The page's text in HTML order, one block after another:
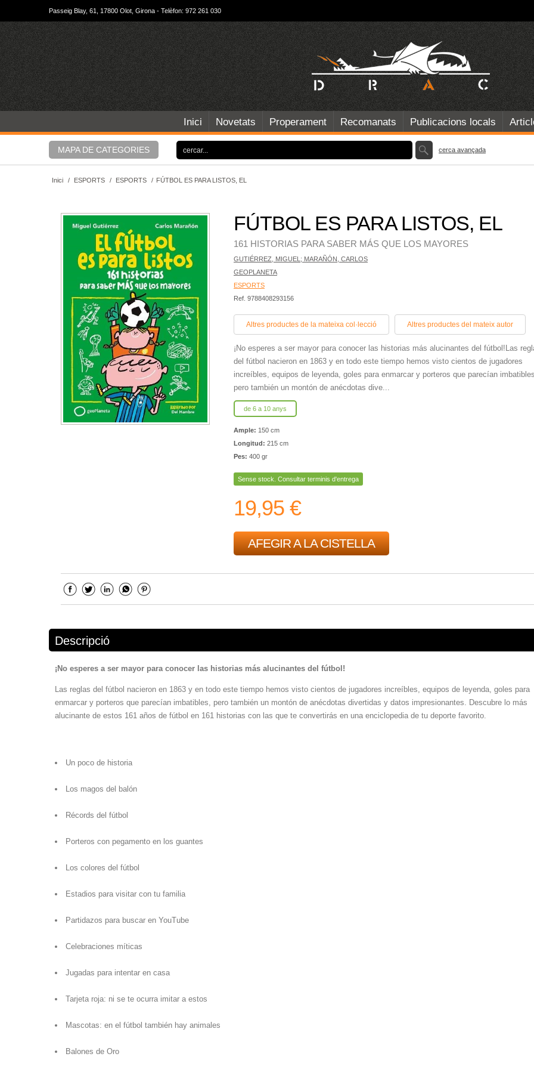
Passeig Blay, 61, 17800 Olot, Girona - Telèfon: 972 261 030
Inici Novetats Properament Recomanats Publicacions locals
MAPA DE CATEGORIES cerca avançada
Inici / ESPORTS / ESPORTS / FÚTBOL ES PARA LISTOS, EL
FÚTBOL ES PARA LISTOS, EL
161 HISTORIAS PARA SABER MÁS QUE LOS MAYORES
GUTIÉRREZ, MIGUEL; MARAÑÓN, CARLOS
GEOPLANETA
ESPORTS
Ref. 9788408293156
Altres productes de la mateixa col·lecció Altres productes del mateix autor
¡No esperes a ser mayor para conocer las historias más alucinantes del fútbol!Las
del fútbol nacieron en 1863 y en todo este tiempo hemos visto cientos de jugadores
increíbles, equipos de leyenda, goles para enmarcar y porteros que parecían
pero también un montón de anécdotas dive...
de 6 a 10 anys
Ample: 150 cm
Longitud: 215 cm
Pes: 400 gr
Sense stock. Consultar terminis d'entrega
19,95 €
AFEGIR A LA CISTELLA
Descripció
¡No esperes a ser mayor para conocer las historias más alucinantes del fútbol!
Las reglas del fútbol nacieron en 1863 y en todo este tiempo hemos visto cientos de jugadores increíbles, equipos de leyenda, goles para
enmarcar y porteros que parecían imbatibles, pero también un montón de anécdotas divertidas y datos impresionantes. Descubre lo más
alucinante de estos 161 años de fútbol en 161 historias con las que te convertirás en una enciclopedia de tu deporte favorito.
Un poco de historia
Los magos del balón
Récords del fútbol
Porteros con pegamento en los guantes
Los colores del fútbol
Estadios para visitar con tu familia
Partidazos para buscar en YouTube
Celebraciones míticas
Jugadas para intentar en casa
Tarjeta roja: ni se te ocurra imitar a estos
Mascotas: en el fútbol también hay animales
Balones de Oro